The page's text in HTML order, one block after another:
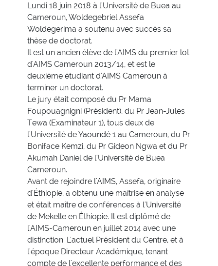
Lundi 18 juin 2018 à l'Université de Buea au
Cameroun, Woldegebriel Assefa
Woldegerima a soutenu avec succès sa
thèse de doctorat.
Il est un ancien élève de l'AIMS du premier lot
d'AIMS Cameroun 2013/14, et est le
deuxième étudiant d'AIMS Cameroun à
terminer un doctorat.
Le jury était composé du Pr Mama
Foupouagnigni (Président), du Pr Jean-Jules
Tewa (Examinateur 1), tous deux de
l'Université de Yaoundé 1 au Cameroun, du Pr
Boniface Kemzi, du Pr Gideon Ngwa et du Pr
Akumah Daniel de l'Université de Buea
Cameroun.
Avant de rejoindre l'AIMS, Assefa, originaire
d'Éthiopie, a obtenu une maîtrise en analyse
et était maître de conférences à l'Université
de Mekelle en Éthiopie. Il est diplômé de
l'AIMS-Cameroun en juillet 2014 avec une
distinction. L'actuel Président du Centre, et à
l'époque Directeur Académique, tenant
compte de l'excellente performance et des